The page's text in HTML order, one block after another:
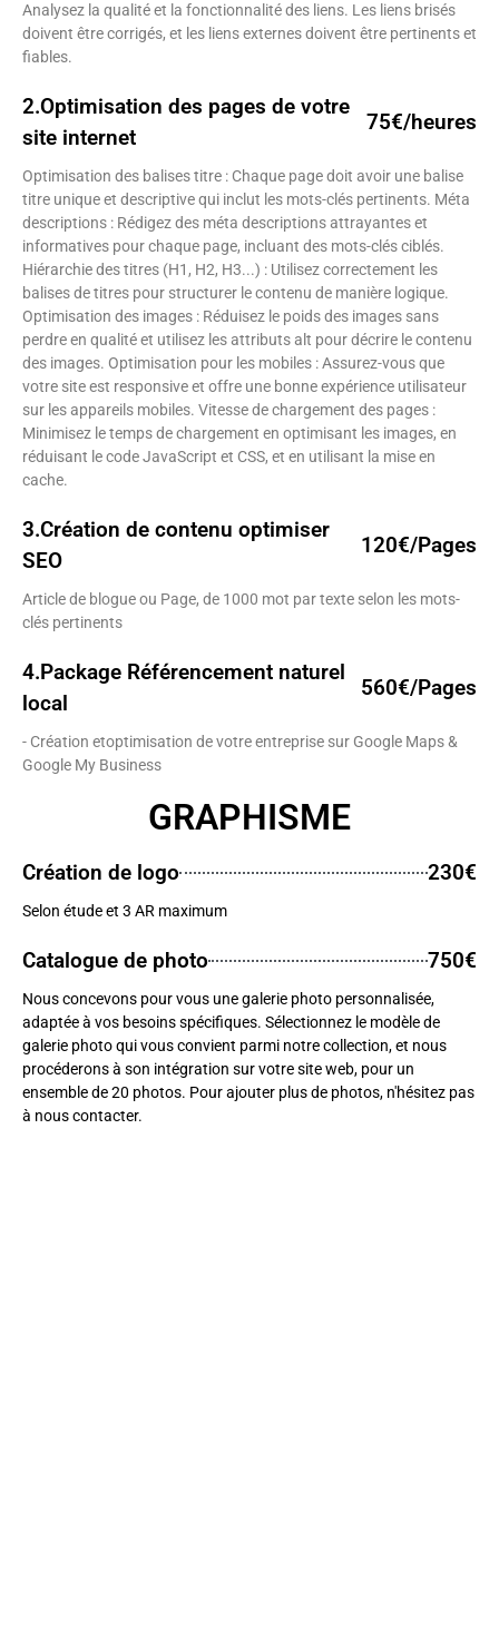
Analysez la qualité et la fonctionnalité des liens. Les liens brisés
doivent être corrigés, et les liens externes doivent être pertinents et
fiables.
2.Optimisation des pages de votre
site internet
75€/heures
Optimisation des balises titre : Chaque page doit avoir une balise
titre unique et descriptive qui inclut les mots-clés pertinents. Méta
descriptions : Rédigez des méta descriptions attrayantes et
informatives pour chaque page, incluant des mots-clés ciblés.
Hiérarchie des titres (H1, H2, H3...) : Utilisez correctement les
balises de titres pour structurer le contenu de manière logique.
Optimisation des images : Réduisez le poids des images sans
perdre en qualité et utilisez les attributs alt pour décrire le contenu
des images. Optimisation pour les mobiles : Assurez-vous que
votre site est responsive et offre une bonne expérience utilisateur
sur les appareils mobiles. Vitesse de chargement des pages :
Minimisez le temps de chargement en optimisant les images, en
réduisant le code JavaScript et CSS, et en utilisant la mise en
cache.
3.Création de contenu optimiser
SEO
120€/Pages
Article de blogue ou Page, de 1000 mot par texte selon les mots-
clés pertinents
4.Package Référencement naturel
local
560€/Pages
- Création etoptimisation de votre entreprise sur Google Maps &
Google My Business
GRAPHISME
Création de logo 230€
Selon étude et 3 AR maximum
Catalogue de photo 750€
Nous concevons pour vous une galerie photo personnalisée,
adaptée à vos besoins spécifiques. Sélectionnez le modèle de
galerie photo qui vous convient parmi notre collection, et nous
procéderons à son intégration sur votre site web, pour un
ensemble de 20 photos. Pour ajouter plus de photos, n'hésitez pas
à nous contacter.